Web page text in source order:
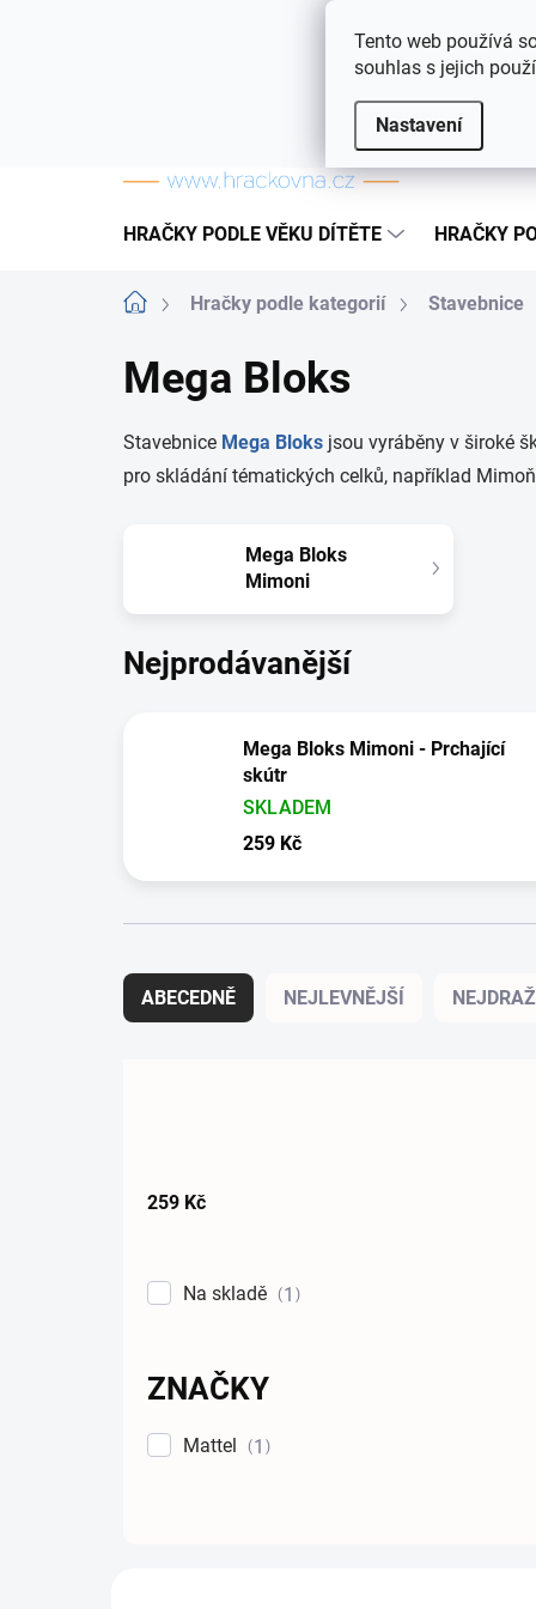
Tento web používá
souhlas s jejich
Nastavení
Často kladené otázky
HRAČKY PODLE VĚKU DÍTĚTE HRAČKY
DomůHračky podle kategorií Stavebnice
Mega Bloks
Stavebnice Mega Bloks jsou vyráběny v široké
pro skládání tématických celků, například
Mega Bloks
Mimoni
Nejprodávanější
Mega Bloks Mimoni - Prchající
skútr
SKLADEM
259 Kč
ABECEDNĚ NEJLEVNĚJŠÍ
259 Kč
Na skladě 1
ZNAČKY
Mattel 1